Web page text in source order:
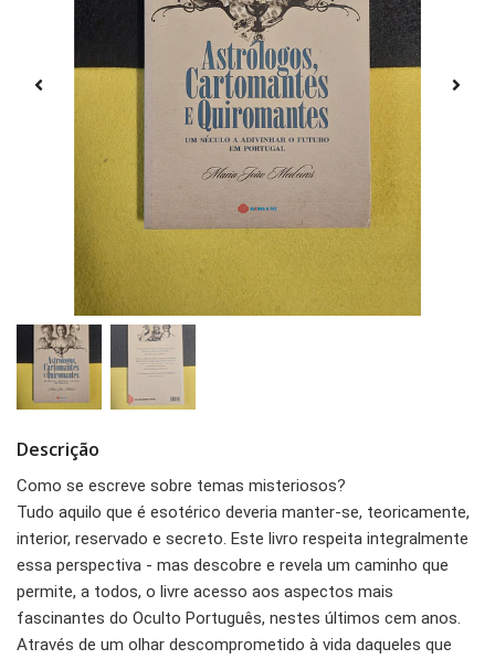
Descrição
Como se escreve sobre temas misteriosos?
Tudo aquilo que é esotérico deveria manter-se, teoricamente,
interior, reservado e secreto. Este livro respeita integralmente
essa perspectiva - mas descobre e revela um caminho que
permite, a todos, o livre acesso aos aspectos mais
fascinantes do Oculto Português, nestes últimos cem anos.
Através de um olhar descomprometido à vida daqueles que